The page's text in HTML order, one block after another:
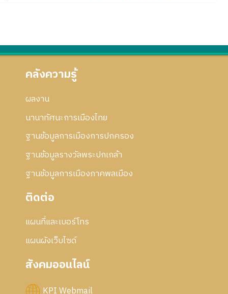
คลังความรู้
ผลงาน
นานาทัศนะการเมืองไทย
ฐานข้อมูลการเมืองการปกครอง
ฐานข้อมูลรางวัลพระปกเกล้า
ฐานข้อมูลการเมืองภาคพลเมือง
ติดต่อ
แผนที่และเบอร์โทร
แผนผังเว็บไซด์
สังคมออนไลน์
KPI Webmail